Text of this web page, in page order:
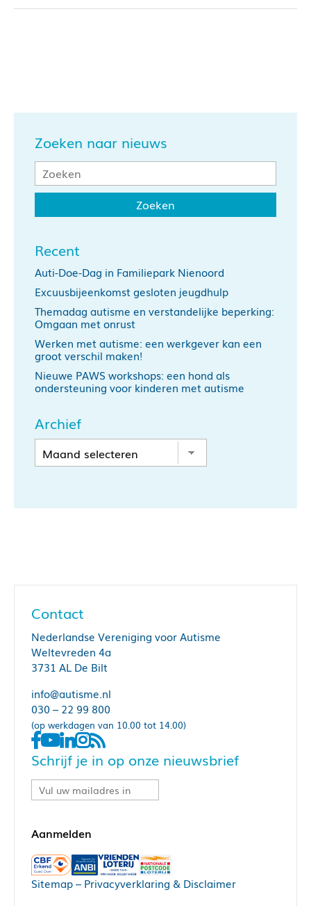
Zoeken naar nieuws
Recent
Auti-Doe-Dag in Familiepark Nienoord
Excuusbijeenkomst gesloten jeugdhulp
Themadag autisme en verstandelijke beperking:
Omgaan met onrust
Werken met autisme: een werkgever kan een
groot verschil maken!
Nieuwe PAWS workshops: een hond als
ondersteuning voor kinderen met autisme
Archief
Contact
Nederlandse Vereniging voor Autisme
Weltevreden 4a
3731 AL De Bilt
info@autisme.nl
030 – 22 99 800
(op werkdagen van 10.00 tot 14.00)
Schrijf je in op onze nieuwsbrief
Sitemap– Privacyverklaring & Disclaimer